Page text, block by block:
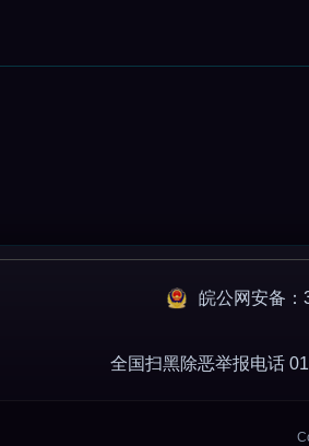
皖公网安备
全国扫黑除恶举报电话